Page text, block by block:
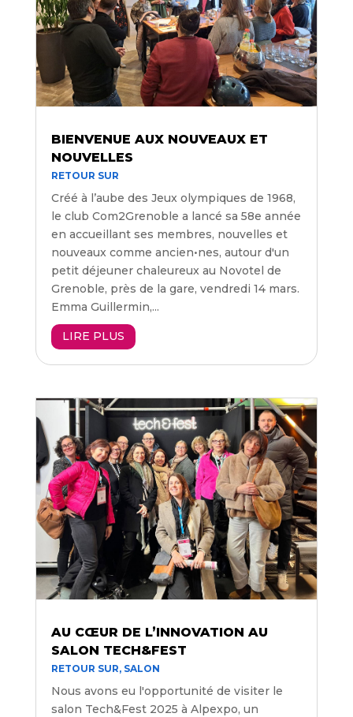
BIENVENUE AUX NOUVEAUX ET
NOUVELLES
RETOUR SUR
Créé à l’aube des Jeux olympiques de 1968,
le club Com2Grenoble a lancé sa 58e année
en accueillant ses membres, nouvelles et
nouveaux comme ancien•nes, autour d'un
petit déjeuner chaleureux au Novotel de
Grenoble, près de la gare, vendredi 14 mars.
Emma Guillermin,...
LIRE PLUS
AU CŒUR DE L’INNOVATION AU
SALON TECH&FEST
RETOUR SUR, SALON
Nous avons eu l'opportunité de visiter le
salon Tech&Fest 2025 à Alpexpo, un